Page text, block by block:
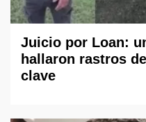
Juicio por Loan:
hallaron rastros
clave